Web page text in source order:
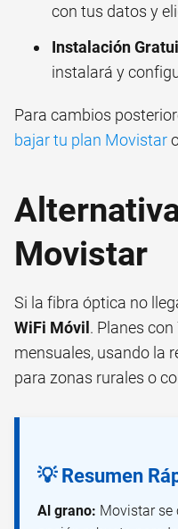
con tus datos y
Instalación
instalará y
Para cambios
bajar tu plan Movistar
Movistar
Si la fibra óptica no
WiFi Móvil. Planes
mensuales, usando la
para zonas rurales o
💡 Resumen
Al grano: Movistar se